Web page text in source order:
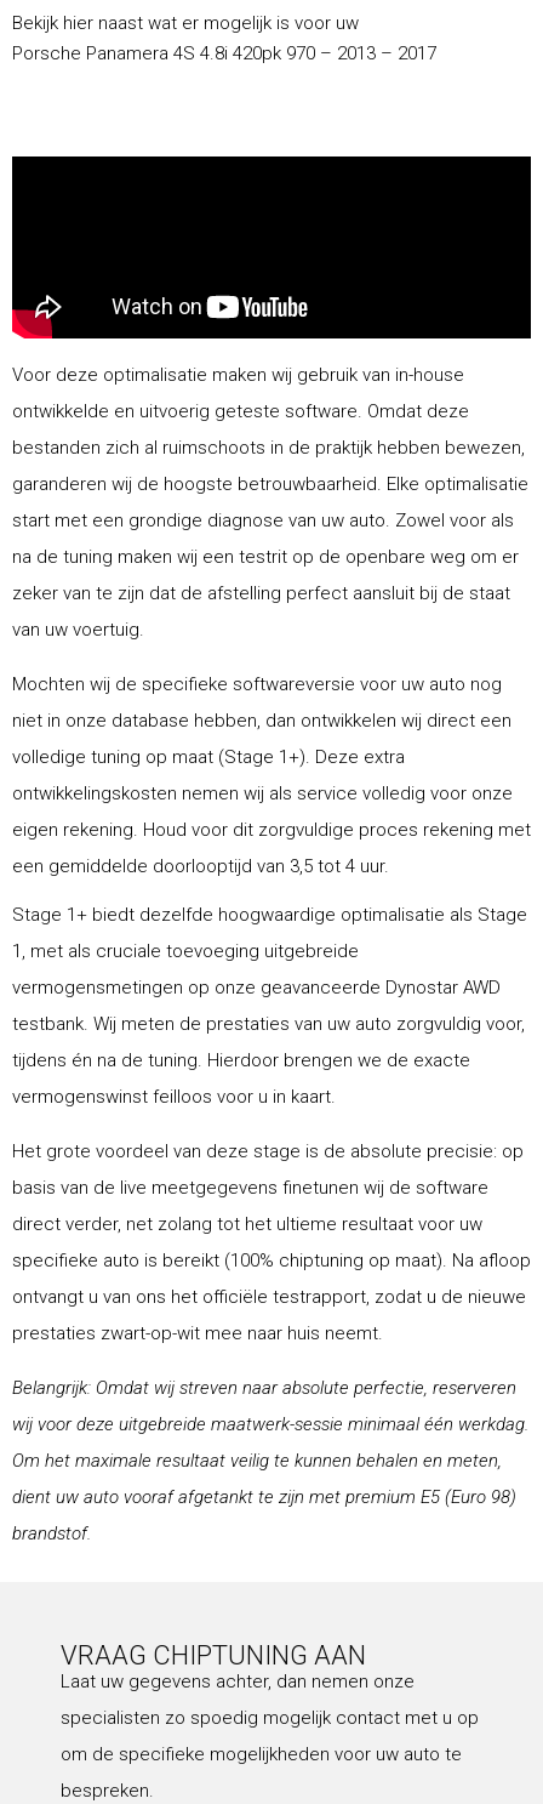
Bekijk hier naast wat er mogelijk is voor uw
Porsche Panamera 4S 4.8i 420pk 970 – 2013 – 2017
Voor deze optimalisatie maken wij gebruik van in-house
ontwikkelde en uitvoerig geteste software. Omdat deze
bestanden zich al ruimschoots in de praktijk hebben bewezen,
garanderen wij de hoogste betrouwbaarheid. Elke optimalisatie
start met een grondige diagnose van uw auto. Zowel voor als
na de tuning maken wij een testrit op de openbare weg om er
zeker van te zijn dat de afstelling perfect aansluit bij de staat
van uw voertuig.
Mochten wij de specifieke softwareversie voor uw auto nog
niet in onze database hebben, dan ontwikkelen wij direct een
volledige tuning op maat (Stage 1+). Deze extra
ontwikkelingskosten nemen wij als service volledig voor onze
eigen rekening. Houd voor dit zorgvuldige proces rekening met
een gemiddelde doorlooptijd van 3,5 tot 4 uur.
Stage 1+ biedt dezelfde hoogwaardige optimalisatie als Stage
1, met als cruciale toevoeging uitgebreide
vermogensmetingen op onze geavanceerde Dynostar AWD
testbank. Wij meten de prestaties van uw auto zorgvuldig voor,
tijdens én na de tuning. Hierdoor brengen we de exacte
vermogenswinst feilloos voor u in kaart.
Het grote voordeel van deze stage is de absolute precisie: op
basis van de live meetgegevens finetunen wij de software
direct verder, net zolang tot het ultieme resultaat voor uw
specifieke auto is bereikt (100% chiptuning op maat). Na afloop
ontvangt u van ons het officiële testrapport, zodat u de nieuwe
prestaties zwart-op-wit mee naar huis neemt.
Belangrijk: Omdat wij streven naar absolute perfectie, reserveren
wij voor deze uitgebreide maatwerk-sessie minimaal één werkdag.
Om het maximale resultaat veilig te kunnen behalen en meten,
dient uw auto vooraf afgetankt te zijn met premium E5 (Euro 98)
brandstof.
VRAAG CHIPTUNING AAN
Laat uw gegevens achter, dan nemen onze
specialisten zo spoedig mogelijk contact met u op
om de specifieke mogelijkheden voor uw auto te
bespreken.